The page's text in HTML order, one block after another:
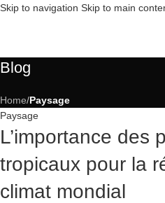
Skip to navigation Skip to main
Blog
Home/Paysage
Paysage
L’importance des
tropicaux pour la
climat mondial